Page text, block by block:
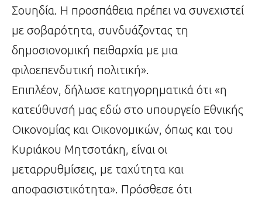
Σουηδία. Η προσπάθεια πρέπει να συνεχιστεί
με σοβαρότητα, συνδυάζοντας τη
δημοσιονομική πειθαρχία με μια
φιλoεπενδυτική πολιτική».
Επιπλέον, δήλωσε κατηγορηματικά ότι «η
κατεύθυνσή μας εδώ στο υπουργείο Εθνικής
Οικονομίας και Οικονομικών, όπως και του
Κυριάκου Μητσοτάκη, είναι οι
μεταρρυθμίσεις, με ταχύτητα και
αποφασιστικότητα». Πρόσθεσε ότι